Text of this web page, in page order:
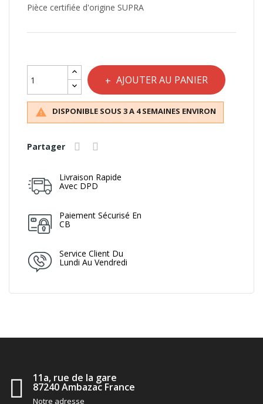
Pièce certifiée d'origine SUPRA
AJOUTER AU PANIER
 DISPONIBLE SOUS 3 A 4 SEMAINES ENVIRON
Partager
Livraison Rapide
Avec DPD
Paiement Sécurisé En
CB
Service Client Du
Lundi Au Vendredi
11a, rue de la gare
87240 Ambazac France
Notre adresse